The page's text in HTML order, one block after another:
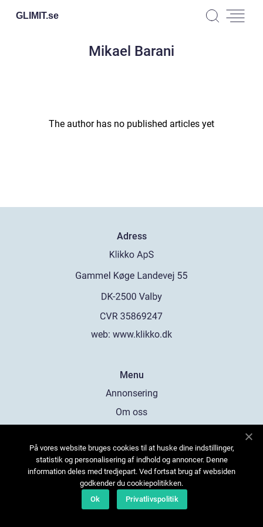
GLIMIT.se
Mikael Barani
The author has no published articles yet
Adress
web: www.klikko.dk
Menu
Annonsering
Om oss
Kontakta oss
Sitemap
På vores website bruges cookies til at huske dine indstillinger,
statistik og personalisering af indhold og annoncer. Denne
information deles med tredjepart. Ved fortsat brug af websiden
godkender du cookiepolitikken.
Ok
Privatlivspolitik